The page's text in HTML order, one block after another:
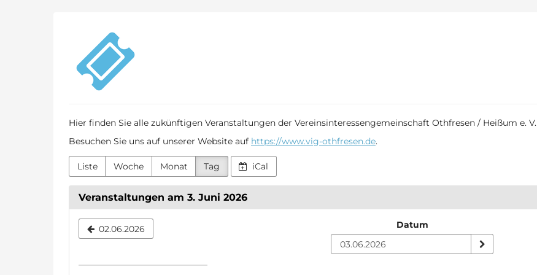
VIG
Othfresen
Hier finden Sie alle zukünftigen Veranstaltungen der Vereinsinteressengemeinschaft Othfresen / Heißum e. V.
Besuchen Sie uns auf unserer Website auf https://www.vig-othfresen.de.
Liste Woche Monat Tag iCal
Veranstaltungen am 3. Juni 2026
02.06.2026 Datum